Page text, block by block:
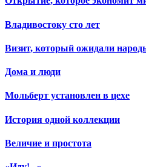
Владивостоку сто лет
Визит, который ожидали
Дома и люди
Мольберт установлен в цехе
История одной коллекции
Величие и простота